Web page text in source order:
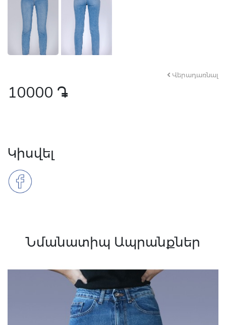
Վերադառնալ
10000 դր․
Կիսվել
Նմանատիպ Ապրանքներ